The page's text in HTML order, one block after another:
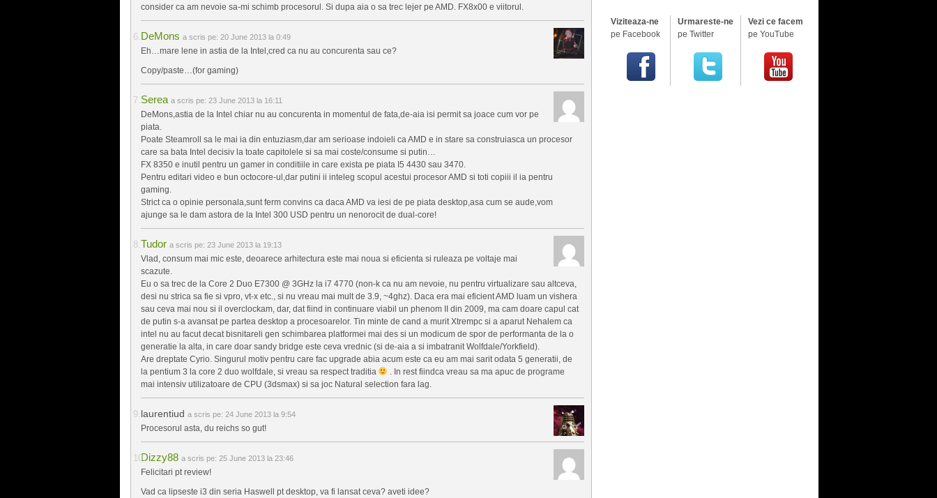
consider ca am nevoie sa-mi schimb procesorul. Si dupa aia o sa trec lejer pe AMD. FX8x00 e viitorul.
DeMons a scris pe: 20 June 2013 la 0:49
Eh…mare lene in astia de la Intel,cred ca nu au concurenta sau ce?
Copy/paste…(for gaming)
Serea a scris pe: 23 June 2013 la 16:11
DeMons,astia de la Intel chiar nu au concurenta in momentul de fata,de-aia isi permit sa joace cum vor pe
piata.
Poate Steamroll sa le mai ia din entuziasm,dar am serioase indoieli ca AMD e in stare sa construiasca un procesor
care sa bata Intel decisiv la toate capitolele si sa mai coste/consume si putin…
FX 8350 e inutil pentru un gamer in conditiile in care exista pe piata I5 4430 sau 3470.
Pentru editari video e bun octocore-ul,dar putini ii inteleg scopul acestui procesor AMD si toti copiii il ia pentru
gaming.
Strict ca o opinie personala,sunt ferm convins ca daca AMD va iesi de pe piata desktop,asa cum se aude,vom
ajunge sa le dam astora de la Intel 300 USD pentru un nenorocit de dual-core!
Tudor a scris pe: 23 June 2013 la 19:13
Vlad, consum mai mic este, deoarece arhitectura este mai noua si eficienta si ruleaza pe voltaje mai
scazute.
Eu o sa trec de la Core 2 Duo E7300 @ 3GHz la i7 4770 (non-k ca nu am nevoie, nu pentru virtualizare sau altceva,
desi nu strica sa fie si vpro, vt-x etc., si nu vreau mai mult de 3.9, ~4ghz). Daca era mai eficient AMD luam un vishera
sau ceva mai nou si il overclockam, dar, dat fiind in continuare viabil un phenom II din 2009, ma cam doare capul cat
de putin s-a avansat pe partea desktop a procesoarelor. Tin minte de cand a murit Xtrempc si a aparut Nehalem ca
intel nu au facut decat bisnitareli gen schimbarea platformei mai des si un modicum de spor de performanta de la o
generatie la alta, in care doar sandy bridge este ceva vrednic (si de-aia a si imbatranit Wolfdale/Yorkfield).
Are dreptate Cyrio. Singurul motiv pentru care fac upgrade abia acum este ca eu am mai sarit odata 5 generatii, de
la pentium 3 la core 2 duo wolfdale, si vreau sa respect traditia
. In rest fiindca vreau sa ma apuc de programe
mai intensiv utilizatoare de CPU (3dsmax) si sa joc Natural selection fara lag.
laurentiud a scris pe: 24 June 2013 la 9:54
Procesorul asta, du reichs so gut!
Dizzy88 a scris pe: 25 June 2013 la 23:46
Felicitari pt review!
Vad ca lipseste i3 din seria Haswell pt desktop, va fi lansat ceva? aveti idee?
Viziteaza-ne
pe Facebook
Urmareste-ne
pe Twitter
Vezi ce facem
pe YouTube